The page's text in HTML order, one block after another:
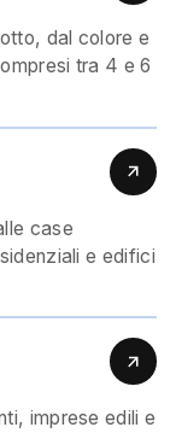
dal colore e
tra 4 e 6
case
e edifici
imprese edili e